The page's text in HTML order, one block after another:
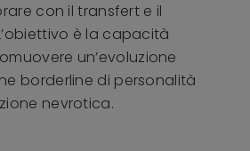
con il transfert e il
è la capacità
un’evoluzione
borderline di personalità
nevrotica.